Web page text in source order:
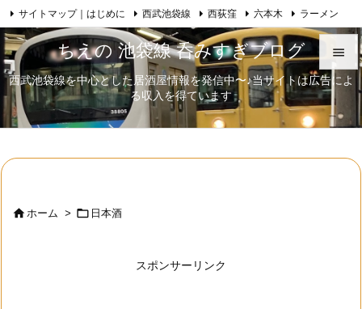
ちえの 池袋線 呑みすぎブログ
西武池袋線を中心とした居酒屋情報を発信中〜♪当サイトは広告によ
る収入を得ています


メニュ

サイトマップ｜はじめに 西武池袋線 西荻窪 六本木 ラーメン
日本酒 歌舞伎 自己紹介 RSS Feedly
ホーム >  日本酒
スポンサーリンク